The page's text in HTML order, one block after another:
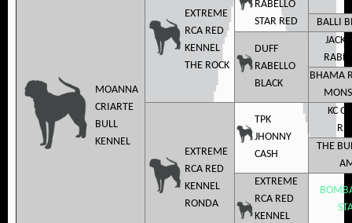
MOANNA
CRIARTE
BULL
KENNEL
EXTREME
RCA RED
KENNEL
THE ROCK
RABELLO
STAR RED
BALLI
DUFF
RABELLO
BLACK
JACK
BHAMA
EXTREME
RCA RED
KENNEL
RONDA
TPK
JHONNY
CASH
KC
THE
EXTREME
RCA RED
KENNEL